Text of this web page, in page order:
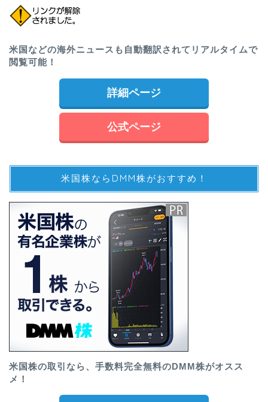
米国などの海外ニュースも自動翻訳されてリアルタイムで
閲覧可能！
詳細ページ
公式ページ
米国株ならDMM株がおすすめ！
米国株の取引なら、手数料完全無料のDMM株がオスス
メ！